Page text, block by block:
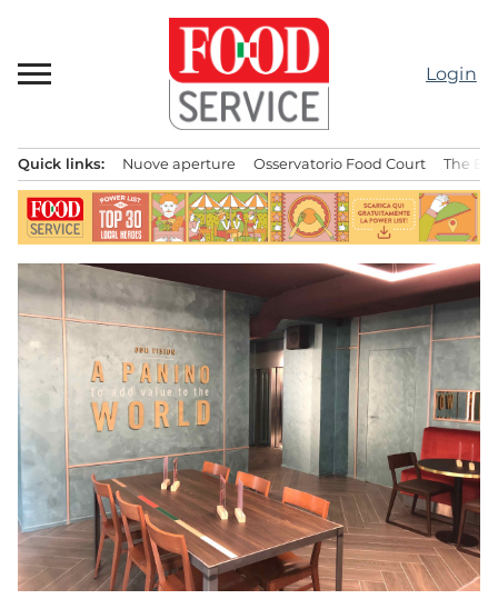
contenuto
Login
principale
Quick links: Nuove aperture Osservatorio Food Court The